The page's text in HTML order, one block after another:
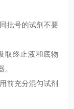
批号的试剂不要
取终止液和底物
前充分混匀试剂